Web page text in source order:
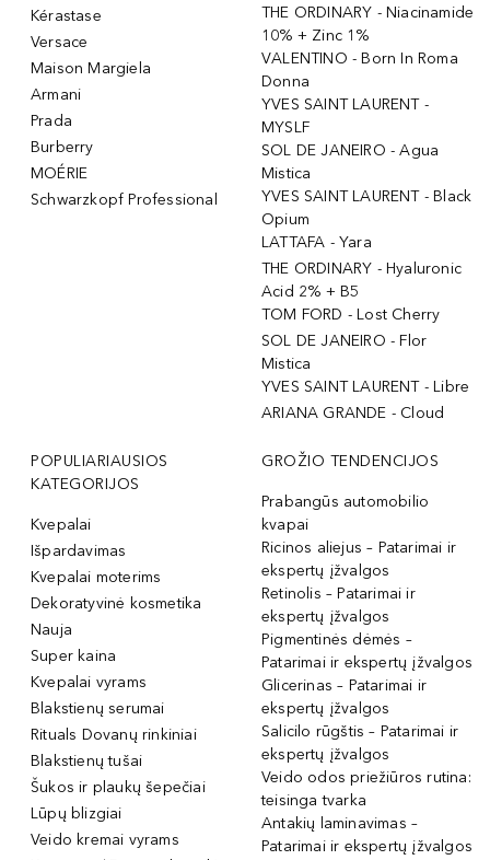
Kérastase
Versace
Maison Margiela
Armani
Prada
Burberry
MOÉRIE
Schwarzkopf Professional
THE ORDINARY - Niacinamide
10% + Zinc 1%
VALENTINO - Born In Roma
Donna
YVES SAINT LAURENT -
MYSLF
SOL DE JANEIRO - Agua
Mistica
YVES SAINT LAURENT - Black
Opium
LATTAFA - Yara
THE ORDINARY - Hyaluronic
Acid 2% + B5
TOM FORD - Lost Cherry
SOL DE JANEIRO - Flor
Mistica
YVES SAINT LAURENT - Libre
ARIANA GRANDE - Cloud
POPULIARIAUSIOS
KATEGORIJOS
Kvepalai
Išpardavimas
Kvepalai moterims
Dekoratyvinė kosmetika
Nauja
Super kaina
Kvepalai vyrams
Blakstienų serumai
Rituals Dovanų rinkiniai
Blakstienų tušai
Šukos ir plaukų šepečiai
Lūpų blizgiai
Veido kremai vyrams
GROŽIO TENDENCIJOS
Prabangūs automobilio
kvapai
Ricinos aliejus – Patarimai ir
ekspertų įžvalgos
Retinolis – Patarimai ir
ekspertų įžvalgos
Pigmentinės dėmės –
Patarimai ir ekspertų įžvalgos
Glicerinas – Patarimai ir
ekspertų įžvalgos
Salicilo rūgštis – Patarimai ir
ekspertų įžvalgos
Veido odos priežiūros rutina:
teisinga tvarka
Antakių laminavimas –
Patarimai ir ekspertų įžvalgos